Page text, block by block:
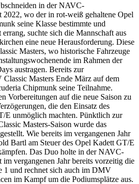
in der NAVC-
2022, wo der in rot-weiß gehaltene Opel
seine Klasse bestimmte und
suchte sich die Mannschaft aus
eine neue Herausforderung. Diese
Masters, wo historische Fahrzeuge
im Rahmen der
austragen. Bereits zur
Masters Ende März auf dem
Chipmunk seine Teilnahme.
Vorbereitungen auf die neue Saison zu
die den Einsatz des
E unmöglich machten. Pünktlich zur
Masters-Saison wurde das
Wie bereits im vergangenen Jahr
Bartl am Steuer des Opel Kadett GT/E
Das Duo holte in der NAVC-
im vergangenen Jahr bereits vorzeitig die
1 und rechnet sich auch im DMV
im Kampf um die Podiumsplätze aus.